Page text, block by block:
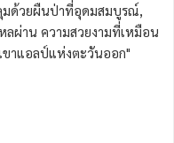
มด้วยผืนป่าที่อุดมสมบูรณ์,
ผ่าน ความสวยงามที่เหมือน
ขาแอลป์แห่งตะวันออก"